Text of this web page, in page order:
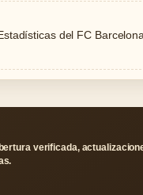
del FC
verificada,